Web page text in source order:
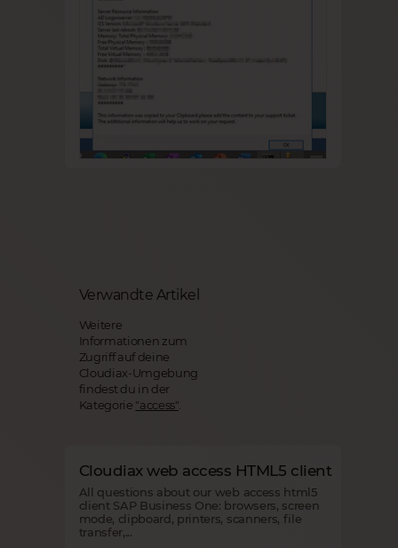
Verwandte Artikel
Weitere
Informationen zum
Zugriff auf deine
Cloudiax-Umgebung
findest du in der
Kategorie "access".
Cloudiax web access HTML5 client
All questions about our web access html5
client SAP Business One: browsers, screen
mode, clipboard, printers, scanners, file
transfer,...